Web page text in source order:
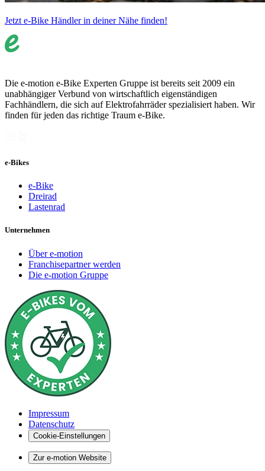
Jetzt e-Bike Händler in deiner Nähe finden!
Die e-motion e-Bike Experten Gruppe ist bereits seit 2009 ein
unabhängiger Verbund von wirtschaftlich eigenständigen
Fachhändlern, die sich auf Elektrofahrräder spezialisiert haben. Wir
finden für jeden das richtige Traum e-Bike.
e-Bikes
e-Bike
Dreirad
Lastenrad
Unternehmen
Über e-motion
Franchisepartner werden
Die e-motion Gruppe
Impressum
Datenschutz
Cookie-Einstellungen
Zur e-motion Website